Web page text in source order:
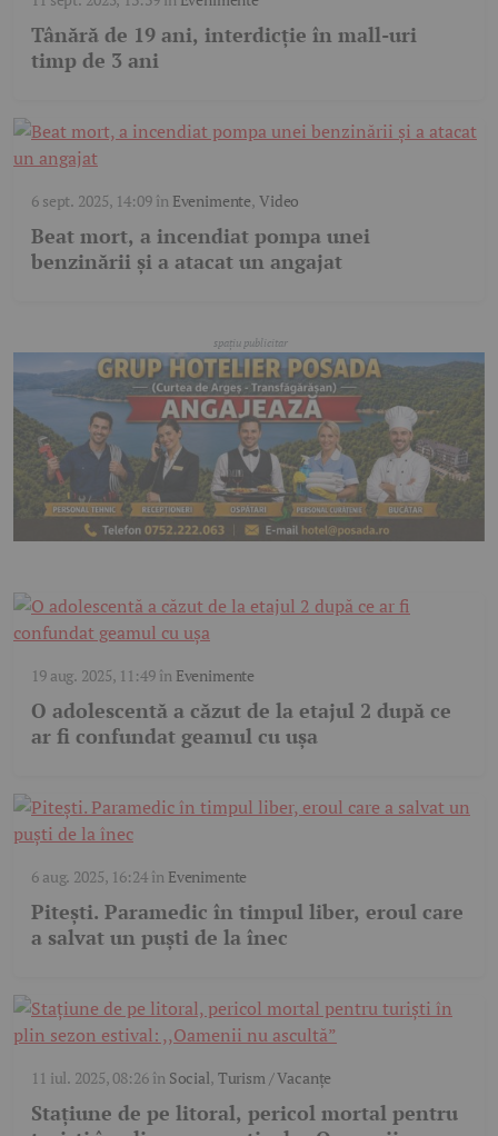
Tânără de 19 ani, interdicție în mall-uri
timp de 3 ani
6 sept. 2025, 14:09în Evenimente,Video
Beat mort, a incendiat pompa unei
benzinării și a atacat un angajat
19 aug. 2025, 11:49în Evenimente
O adolescentă a căzut de la etajul 2 după ce
ar fi confundat geamul cu ușa
6 aug. 2025, 16:24în Evenimente
Pitești. Paramedic în timpul liber, eroul care
a salvat un puști de la înec
11 iul. 2025, 08:26în Social, Turism / Vacanțe
Stațiune de pe litoral, pericol mortal pentru